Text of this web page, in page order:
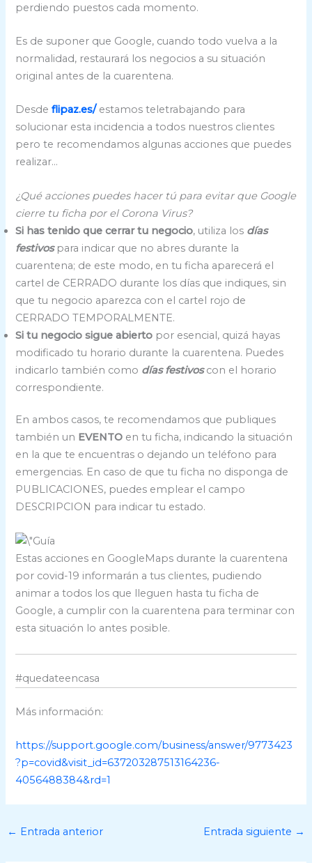
perdiendo puestos cada momento.
Es de suponer que Google, cuando todo vuelva a la
normalidad, restaurará los negocios a su situación
original antes de la cuarentena.
Desdeflipaz.es/estamos teletrabajando para
solucionar esta incidencia a todos nuestros clientes
pero te recomendamos algunas acciones que puedes
realizar…
¿Qué acciones puedes hacer tú para evitar que Google
cierre tu ficha por el Corona Virus?
Si has tenido que cerrar tu negocio, utiliza los días
festivospara indicar que no abres durante la
cuarentena; de este modo, en tu ficha aparecerá el
cartel de CERRADO durante los días que indiques, sin
que tu negocio aparezca con el cartel rojo de
CERRADO TEMPORALMENTE.
Si tu negocio sigue abierto por esencial, quizá hayas
modificado tu horario durante la cuarentena. Puedes
indicarlo también como días festivos con el horario
correspondiente.
En ambos casos, te recomendamos que publiques
también un EVENTO en tu ficha, indicando la situación
en la que te encuentras o dejando un teléfono para
emergencias. En caso de que tu ficha no disponga de
PUBLICACIONES, puedes emplear el campo
DESCRIPCION para indicar tu estado.
Estas acciones en GoogleMaps durante la cuarentena
por covid-19 informarán a tus clientes, pudiendo
animar a todos los que lleguen hasta tu ficha de
Google, a cumplir con la cuarentena para terminar con
esta situación lo antes posible.
#quedateencasa
Más información:
https://support.google.com/business/answer/9773423
?p=covid&visit_id=637203287513164236-
4056488384&rd=1
← Entrada anterior Entrada siguiente →